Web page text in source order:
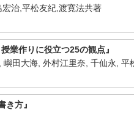
治,平松友紀,渡寛法共著
業作りに役立つ25の観点』
田大海, 外村江里奈, 千仙永, 平
き方』